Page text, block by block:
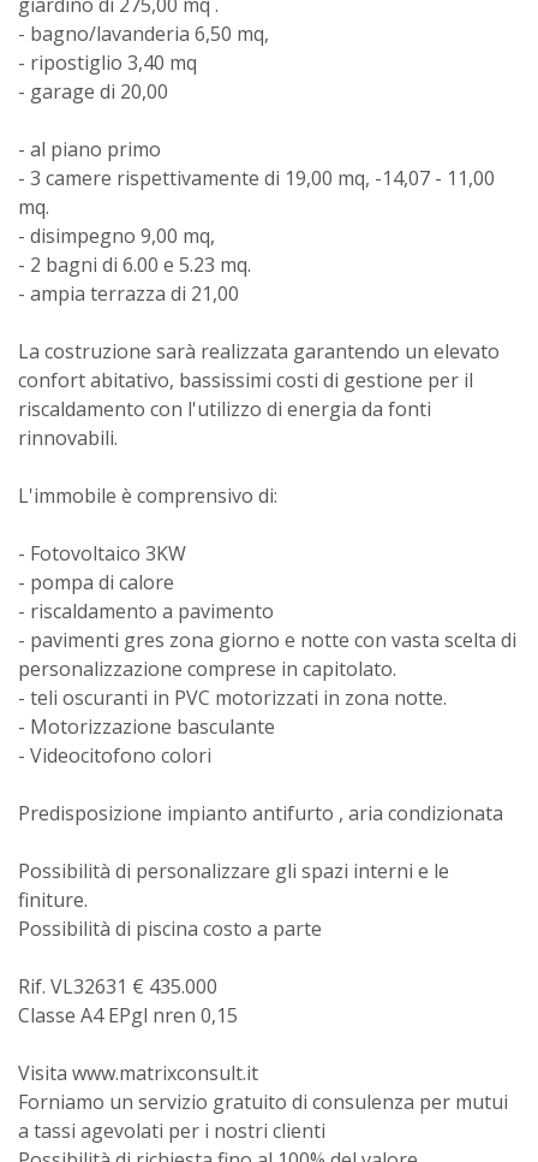
- bagno/lavanderia 6,50 mq,
- ripostiglio 3,40 mq
- garage di 20,00
- al piano primo
- 3 camere rispettivamente di 19,00 mq, -14,07 - 11,00
mq.
- disimpegno 9,00 mq,
- 2 bagni di 6.00 e 5.23 mq.
- ampia terrazza di 21,00
La costruzione sarà realizzata garantendo un elevato
confort abitativo, bassissimi costi di gestione per il
riscaldamento con l'utilizzo di energia da fonti
rinnovabili.
L'immobile è comprensivo di:
- Fotovoltaico 3KW
- pompa di calore
- riscaldamento a pavimento
- pavimenti gres zona giorno e notte con vasta scelta di
personalizzazione comprese in capitolato.
- teli oscuranti in PVC motorizzati in zona notte.
- Motorizzazione basculante
- Videocitofono colori
Predisposizione impianto antifurto , aria condizionata
Possibilità di personalizzare gli spazi interni e le
finiture.
Possibilità di piscina costo a parte
Rif. VL32631 € 435.000
Classe A4 EPgl nren 0,15
Visita www.matrixconsult.it
Forniamo un servizio gratuito di consulenza per mutui
a tassi agevolati per i nostri clienti